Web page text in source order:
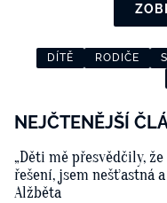
DÍTĚ RODIČE
NEJČTENĚJŠÍ
„Děti mě přesvědčily,
řešení, jsem nešťastná
Alžběta